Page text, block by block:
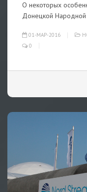
О некоторых
Донецкой Народной
01-МАР-2016
0